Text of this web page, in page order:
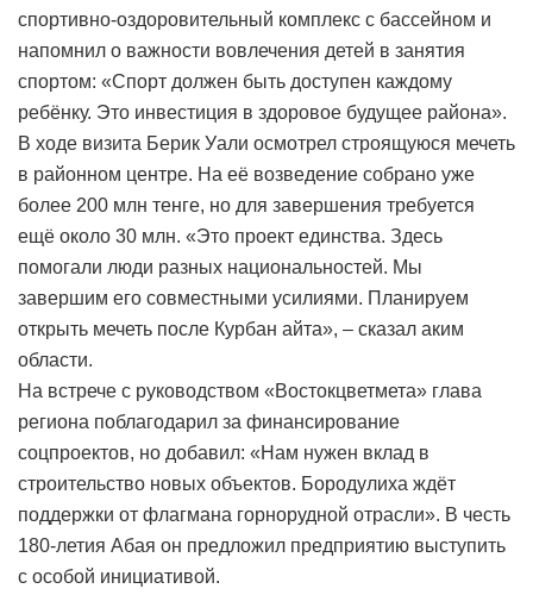
спортивно-оздоровительный комплекс с бассейном и
напомнил о важности вовлечения детей в занятия
спортом: «Спорт должен быть доступен каждому
ребёнку. Это инвестиция в здоровое будущее района».
В ходе визита Берик Уали осмотрел строящуюся мечеть
в районном центре. На её возведение собрано уже
более 200 млн тенге, но для завершения требуется
ещё около 30 млн. «Это проект единства. Здесь
помогали люди разных национальностей. Мы
завершим его совместными усилиями. Планируем
открыть мечеть после Курбан айта», – сказал аким
области.
На встрече с руководством «Востокцветмета» глава
региона поблагодарил за финансирование
соцпроектов, но добавил: «Нам нужен вклад в
строительство новых объектов. Бородулиха ждёт
поддержки от флагмана горнорудной отрасли». В честь
180-летия Абая он предложил предприятию выступить
с особой инициативой.